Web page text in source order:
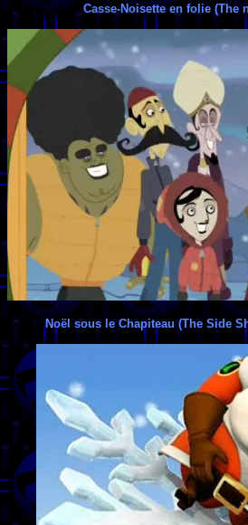
Casse-Noisette en folie (The
Noël sous le Chapiteau (The Side